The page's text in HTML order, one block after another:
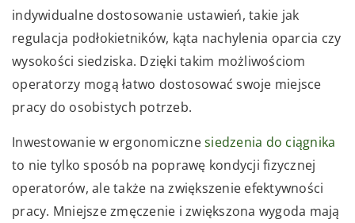
indywidualne dostosowanie ustawień, takie jak
regulacja podłokietników, kąta nachylenia oparcia czy
wysokości siedziska. Dzięki takim możliwościom
operatorzy mogą łatwo dostosować swoje miejsce
pracy do osobistych potrzeb.
Inwestowanie w ergonomicznesiedzenia do ciągnika
to nie tylko sposób na poprawę kondycji fizycznej
operatorów, ale także na zwiększenie efektywności
pracy. Mniejsze zmęczenie i zwiększona wygoda mają